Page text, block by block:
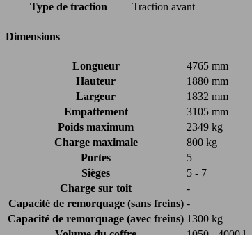
Type de traction
Traction avant
Dimensions
Longueur
4765 mm
Hauteur
1880 mm
Largeur
1832 mm
Empattement
3105 mm
Poids maximum
2349 kg
Charge maximale
800 kg
Portes
5
Sièges
5 - 7
Charge sur toit
-
Capacité de remorquage (sans freins) -
Capacité de remorquage (avec freins) 1300 kg